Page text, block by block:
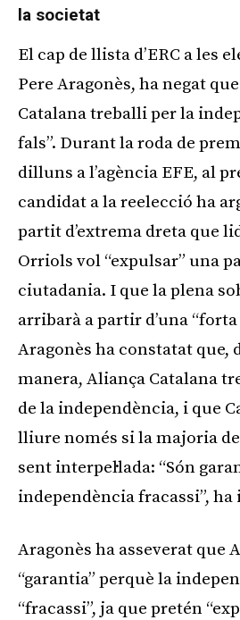
la societat
El cap de llista d’ERC a les
Pere Aragonès, ha negat
Catalana treballi per la
fals”. Durant la roda de
dilluns a l’agència EFE, al
candidat a la reelecció ha
partit d’extrema dreta que
Orriols vol “expulsar” una
ciutadania. I que la plena
arribarà a partir d’una
Aragonès ha constatat que,
manera, Aliança Catalana
de la independència, i que
lliure només si la majoria
sent interpel·lada: “Són
independència fracassi”,
Aragonès ha asseverat que
“garantia” perquè la
“fracassi”, ja que pretén